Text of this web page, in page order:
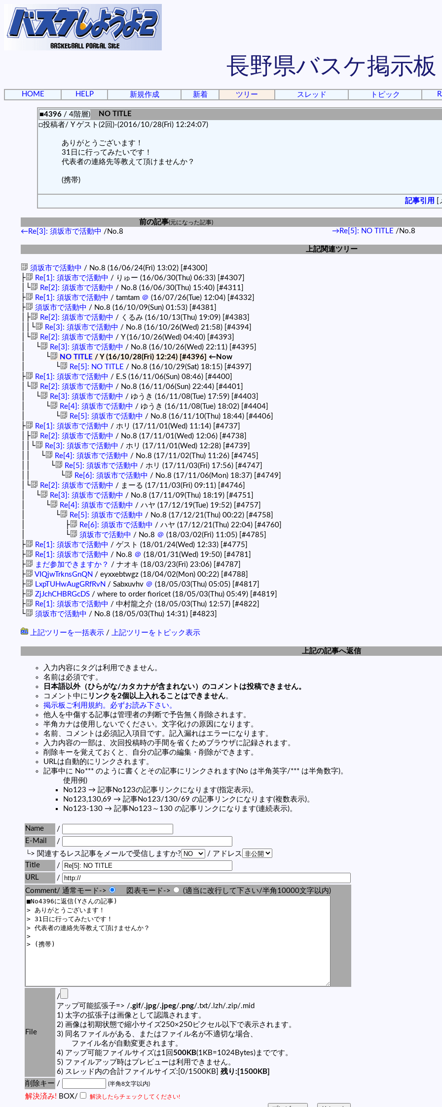
長野県バスケ掲示板
HOME HELP 新規作成 新着 ツリー スレッド トピック
■4396/ 4階層)
NO TITLE
□投稿者/ Y ゲスト(2回)-(2016/10/28(Fri) 12:24:07)
ありがとうございます！
31日に行ってみたいです！
代表者の連絡先等教えて頂けませんか？
(携帯)
記事引用 [
前の記事(元になった記事)
←Re[3]: 須坂市で活動中 /No.8 →Re[5]: NO TITLE /No.8
上記関連ツリー
須坂市で活動中 / No.8 (16/06/24(Fri) 13:02) [#4300]
├ Re[1]: 須坂市で活動中 / りゅー (16/06/30(Thu) 06:33) [#4307]
│└ Re[2]: 須坂市で活動中 / No.8 (16/06/30(Thu) 15:40) [#4311]
├ Re[1]: 須坂市で活動中 / tamtam ＠ (16/07/26(Tue) 12:04) [#4332]
├ 須坂市で活動中 / No.8 (16/10/09(Sun) 01:53) [#4381]
│├ Re[2]: 須坂市で活動中 / くるみ (16/10/13(Thu) 19:09) [#4383]
││└ Re[3]: 須坂市で活動中 / No.8 (16/10/26(Wed) 21:58) [#4394]
│└ Re[2]: 須坂市で活動中 / Y (16/10/26(Wed) 04:40) [#4393]
│ └ Re[3]: 須坂市で活動中 / No.8 (16/10/26(Wed) 22:11) [#4395]
│ └ NO TITLE / Y (16/10/28(Fri) 12:24) [#4396] ←Now
│ └ Re[5]: NO TITLE / No.8 (16/10/29(Sat) 18:15) [#4397]
├ Re[1]: 須坂市で活動中 / E.S (16/11/06(Sun) 08:46) [#4400]
│└ Re[2]: 須坂市で活動中 / No.8 (16/11/06(Sun) 22:44) [#4401]
│ └ Re[3]: 須坂市で活動中 / ゆうき (16/11/08(Tue) 17:59) [#4403]
│ └ Re[4]: 須坂市で活動中 / ゆうき (16/11/08(Tue) 18:02) [#4404]
│ └ Re[5]: 須坂市で活動中 / No.8 (16/11/10(Thu) 18:44) [#4406]
├ Re[1]: 須坂市で活動中 / ホリ (17/11/01(Wed) 11:14) [#4737]
│├ Re[2]: 須坂市で活動中 / No.8 (17/11/01(Wed) 12:06) [#4738]
││└ Re[3]: 須坂市で活動中 / ホリ (17/11/01(Wed) 12:28) [#4739]
││ └ Re[4]: 須坂市で活動中 / No.8 (17/11/02(Thu) 11:26) [#4745]
││ └ Re[5]: 須坂市で活動中 / ホリ (17/11/03(Fri) 17:56) [#4747]
││ └ Re[6]: 須坂市で活動中 / No.8 (17/11/06(Mon) 18:37) [#4749]
│└ Re[2]: 須坂市で活動中 / まーる (17/11/03(Fri) 09:11) [#4746]
│ └ Re[3]: 須坂市で活動中 / No.8 (17/11/09(Thu) 18:19) [#4751]
│ └ Re[4]: 須坂市で活動中 / ハヤ (17/12/19(Tue) 19:52) [#4757]
│ └ Re[5]: 須坂市で活動中 / No.8 (17/12/21(Thu) 00:22) [#4758]
│ ├ Re[6]: 須坂市で活動中 / ハヤ (17/12/21(Thu) 22:04) [#4760]
│ └ 須坂市で活動中 / No.8 ＠ (18/03/02(Fri) 11:05) [#4785]
├ Re[1]: 須坂市で活動中 / ゲスト (18/01/24(Wed) 12:33) [#4775]
├ Re[1]: 須坂市で活動中 / No.8 ＠ (18/01/31(Wed) 19:50) [#4781]
├ まだ参加できますか？ / ナオキ (18/03/23(Fri) 23:06) [#4787]
├ VIQjwTrknsGnQN / eyxxebtwgz (18/04/02(Mon) 00:22) [#4788]
├ LxpTUHwAugGRfRvN / Sabxuvhv ＠ (18/05/03(Thu) 05:05) [#4817]
├ ZjJchCHBRGcDS/ where to order fioricet (18/05/03(Thu) 05:49) [#4819]
├ Re[1]: 須坂市で活動中 / 中村龍之介 (18/05/03(Thu) 12:57) [#4822]
└ 須坂市で活動中 / No.8 (18/05/03(Thu) 14:31) [#4823]
上記ツリーを一括表示/ 上記ツリーをトピック表示
上記の記事へ返信
入力内容にタグは利用できません。
名前は必須です。
日本語以外（ひらがな/カタカナが含まれない）のコメントは投稿できません。
コメント中に リンクを2個以上入れることはできません。
掲示板ご利用規約。必ずお読み下さい。
他人を中傷する記事は管理者の判断で予告無く削除されます。
半角カナは使用しないでください。文字化けの原因になります。
名前、コメントは必須記入項目です。記入漏れはエラーになります。
入力内容の一部は、次回投稿時の手間を省くためブラウザに記録されます。
削除キーを覚えておくと、自分の記事の編集・削除ができます。
URLは自動的にリンクされます。
記事中に No*** のように書くとその記事にリンクされます(No は半角英字/*** は半角数字)。
使用例)
No123 → 記事No123の記事リンクになります(指定表示)。
No123,130,69 → 記事No123/130/69 の記事リンクになります(複数表示)。
No123-130 → 記事No123～130 の記事リンクになります(連続表示)。
Name
/
E-Mail
/
└> 関連するレス記事をメールで受信しますか?
/ アドレス
Title
/
URL
/
Comment/ 通常モード->
図表モード-> (適当に改行して下さい/半角10000文字以内)
File
/
アップ可能拡張子=> /.gif/.jpg/.jpeg/.png/.txt/.lzh/.zip/.mid
1) 太字の拡張子は画像として認識されます。
2) 画像は初期状態で縮小サイズ250×250ピクセル以下で表示されます。
3) 同名ファイルがある、またはファイル名が不適切な場合、
ファイル名が自動変更されます。
4) アップ可能ファイルサイズは1回 500KB(1KB=1024Bytes)までです。
5) ファイルアップ時はプレビューは利用できません。
6) スレッド内の合計ファイルサイズ:[0/1500KB] 残り:[1500KB]
削除キー / (半角8文字以内)
解決済み! BOX/ 解決したらチェックしてください!